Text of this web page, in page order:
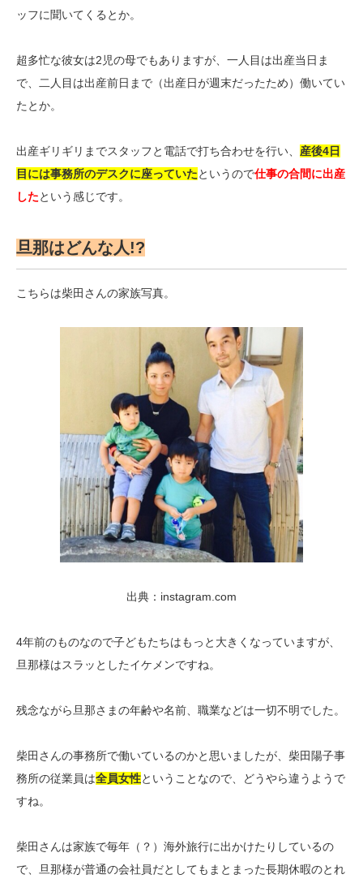
ッフに聞いてくるとか。
超多忙な彼女は2児の母でもありますが、一人目は出産当日ま
で、二人目は出産前日まで（出産日が週末だったため）働いてい
たとか。
出産ギリギリまでスタッフと電話で打ち合わせを行い、 産後4日
目には事務所のデスクに座っていたというので仕事の合間に出産
したという感じです。
旦那はどんな人!?
こちらは柴田さんの家族写真。
出典：instagram.com
4年前のものなので子どもたちはもっと大きくなっていますが、
旦那様はスラッとしたイケメンですね。
残念ながら旦那さまの年齢や名前、職業などは一切不明でした。
柴田さんの事務所で働いているのかと思いましたが、柴田陽子事
務所の従業員は全員女性ということなので、
どうやら違うようで
すね。
柴田さんは家族で毎年（？）海外旅行に出かけたりしているの
で、旦那様が普通の会社員だとしてもまとまった長期休暇のとれ